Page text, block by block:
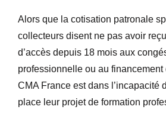
Alors que la cotisation patronale
collecteurs disent ne pas avoir
d’accès depuis 18 mois aux
professionnelle ou au
CMA France est dans l’incapacité
place leur projet de formation